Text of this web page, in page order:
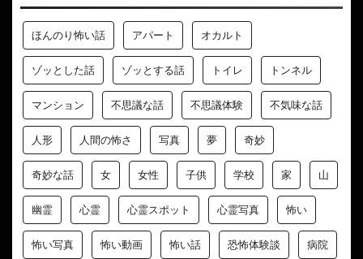
ほんのり怖い話 アパート オカルト
ゾッとした話 ゾッとする話 トイレ トンネル
マンション 不思議な話 不思議体験 不気味な話
人形 人間の怖さ 写真 夢 奇妙
奇妙な話 女 女性 子供 学校 家 山
幽霊 心霊 心霊スポット 心霊写真 怖い
怖い写真 怖い動画 怖い話 恐怖体験談 病院